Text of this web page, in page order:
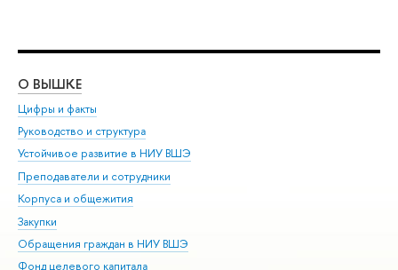
О ВЫШКЕ
Цифры и факты
Руководство и структура
Устойчивое развитие в НИУ ВШЭ
Преподаватели и сотрудники
Корпуса и общежития
Закупки
Обращения граждан в НИУ ВШЭ
Фонд целевого капитала